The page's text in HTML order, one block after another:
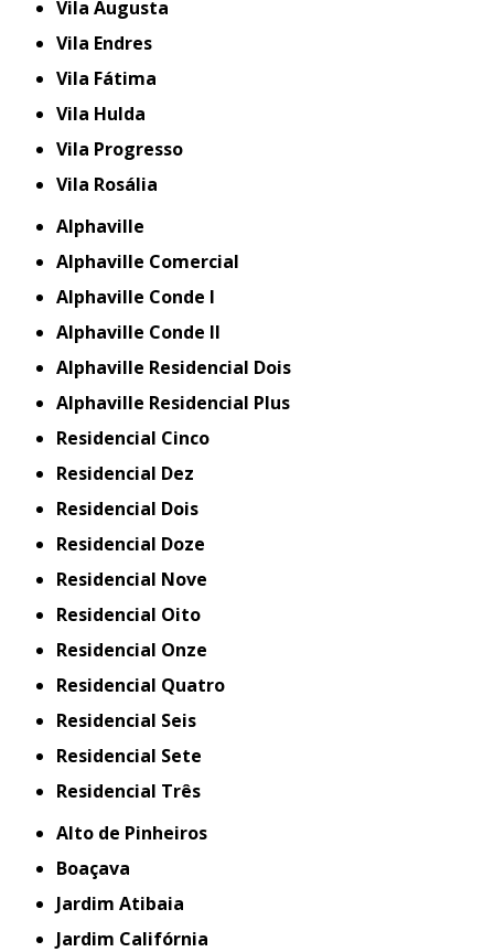
Vila Augusta
Vila Endres
Vila Fátima
Vila Hulda
Vila Progresso
Vila Rosália
Alphaville
Alphaville Comercial
Alphaville Conde I
Alphaville Conde II
Alphaville Residencial Dois
Alphaville Residencial Plus
Residencial Cinco
Residencial Dez
Residencial Dois
Residencial Doze
Residencial Nove
Residencial Oito
Residencial Onze
Residencial Quatro
Residencial Seis
Residencial Sete
Residencial Três
Alto de Pinheiros
Boaçava
Jardim Atibaia
Jardim Califórnia